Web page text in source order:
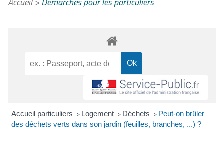
Accueil particuliers > Logement > Déchets > Peut-on brûler
des déchets verts dans son jardin (feuilles, branches, ...) ?